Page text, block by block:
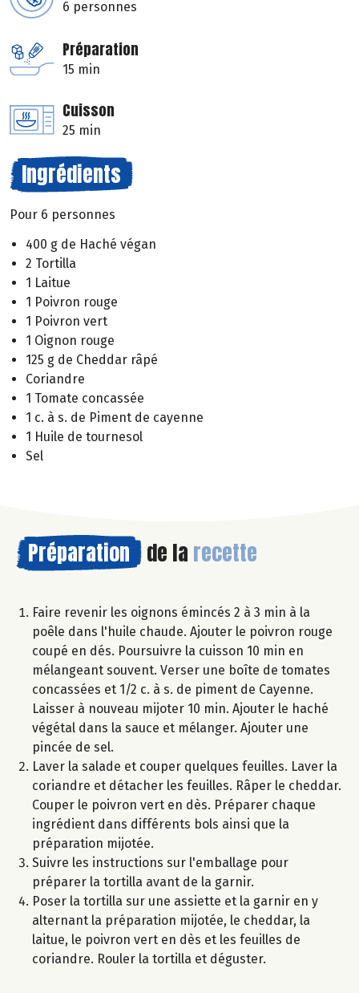
6 personnes
Préparation
15 min
Cuisson
25 min
Ingrédients
Pour 6 personnes
400 g de Haché végan
2 Tortilla
1 Laitue
1 Poivron rouge
1 Poivron vert
1 Oignon rouge
125 g de Cheddar râpé
Coriandre
1 Tomate concassée
1 c. à s. de Piment de cayenne
1 Huile de tournesol
Sel
Préparation de la recette
Faire revenir les oignons émincés 2 à 3 min à la
poêle dans l'huile chaude. Ajouter le poivron rouge
coupé en dés. Poursuivre la cuisson 10 min en
mélangeant souvent. Verser une boîte de tomates
concassées et 1/2 c. à s. de piment de Cayenne.
Laisser à nouveau mijoter 10 min. Ajouter le haché
végétal dans la sauce et mélanger. Ajouter une
pincée de sel.
Laver la salade et couper quelques feuilles. Laver la
coriandre et détacher les feuilles. Râper le cheddar.
Couper le poivron vert en dès. Préparer chaque
ingrédient dans différents bols ainsi que la
préparation mijotée.
Suivre les instructions sur l'emballage pour
préparer la tortilla avant de la garnir.
Poser la tortilla sur une assiette et la garnir en y
alternant la préparation mijotée, le cheddar, la
laitue, le poivron vert en dès et les feuilles de
coriandre. Rouler la tortilla et déguster.